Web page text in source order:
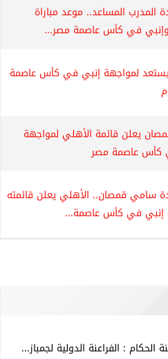
المدرب المساعد.. موعد مباراة
في كأس عاصمة مصر...
لمواجهة إنبي في كأس عاصمة
يعلن قائمة الأهلي لمواجهة
كأس عاصمة مصر
سامي قمصان.. الأهلي يعلن قائمته
إنبي في كأس عاصمة...
الحكام : الفراعنة الدولية لجمباز...